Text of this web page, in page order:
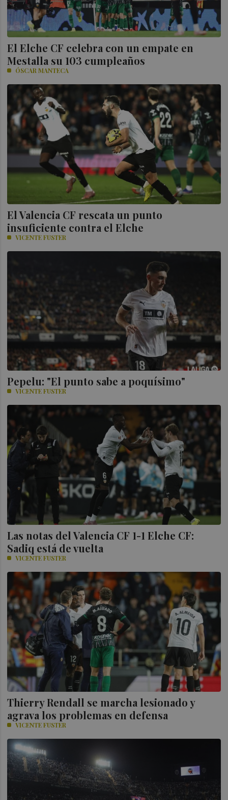
El Elche CF celebra con un empate en
Mestalla su 103 cumpleaños
ÓSCAR MANTECA
El Valencia CF rescata un punto
insuficiente contra el Elche
VICENTE FUSTER
Pepelu: "El punto sabe a poquísimo"
VICENTE FUSTER
Las notas del Valencia CF 1-1 Elche CF:
Sadiq está de vuelta
VICENTE FUSTER
Thierry Rendall se marcha lesionado y
agrava los problemas en defensa
VICENTE FUSTER